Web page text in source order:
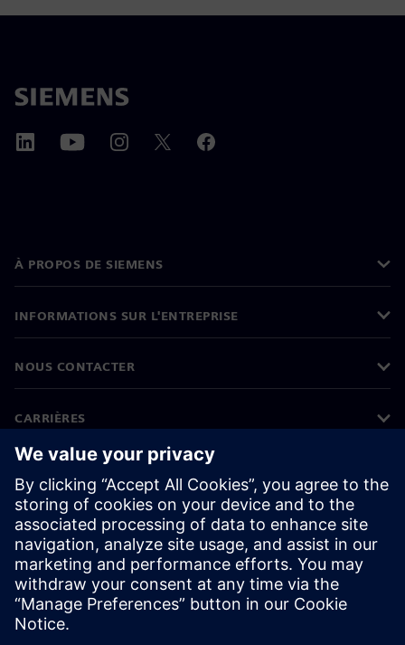
À PROPOS DE SIEMENS
INFORMATIONS SUR L'ENTREPRISE
NOUS CONTACTER
CARRIÈRES
©Siemens 2026
Informations sur l'entreprise
Protection des données
Avis relatif aux cookies